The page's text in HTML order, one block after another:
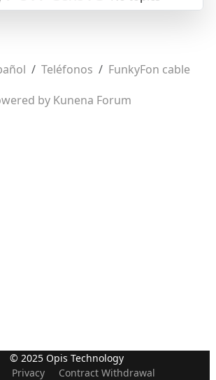
Teléfonos
FunkyFon cable
by Kunena Forum
© 2025 Opis Technology
Privacy Contract Withdrawal